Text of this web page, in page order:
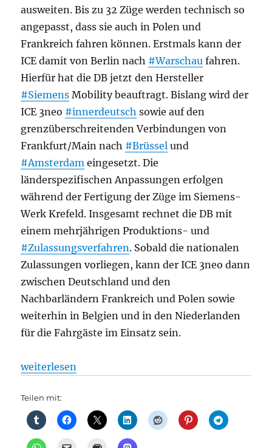
ausweiten. Bis zu 32 Züge werden technisch so
angepasst, dass sie auch in Polen und
Frankreich fahren können. Erstmals kann der
ICE damit von Berlin nach #Warschau fahren.
Hierfür hat die DB jetzt den Hersteller
#Siemens Mobility beauftragt. Bislang wird der
ICE 3neo #innerdeutsch sowie auf den
grenzüberschreitenden Verbindungen von
Frankfurt/Main nach #Brüssel und
#Amsterdam eingesetzt. Die
länderspezifischen Anpassungen erfolgen
während der Fertigung der Züge im Siemens-
Werk Krefeld. Insgesamt rechnet die DB mit
einem mehrjährigen Produktions- und
#Zulassungsverfahren. Sobald die nationalen
Zulassungen vorliegen, kann der ICE 3neo dann
zwischen Deutschland und den
Nachbarländern Frankreich und Polen sowie
weiterhin in Belgien und in den Niederlanden
für die Fahrgäste im Einsatz sein.
„ICE 3neo wird für weitere europäische Einsätze fit
weiterlesen
Teilen mit: